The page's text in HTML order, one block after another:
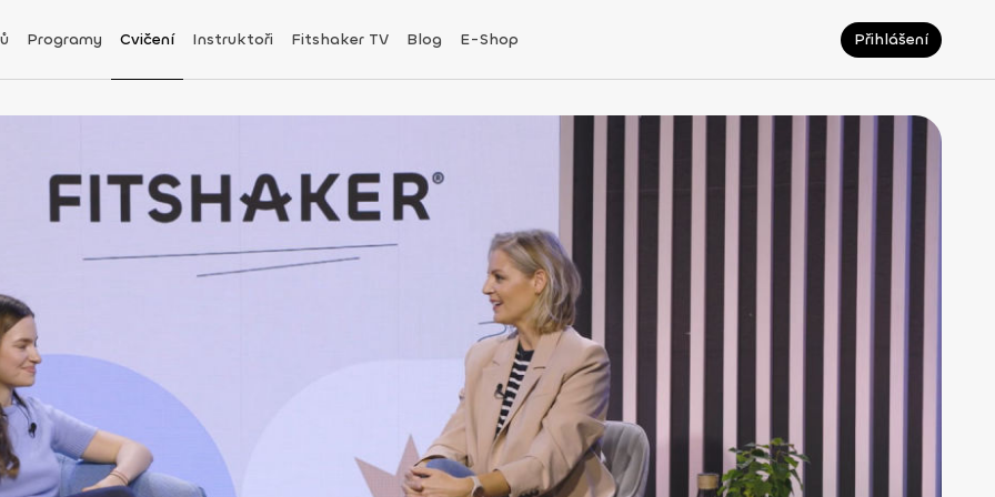
Programy Cvičení Instruktoři Fitshaker TV Blog E-Shop Přihlášení